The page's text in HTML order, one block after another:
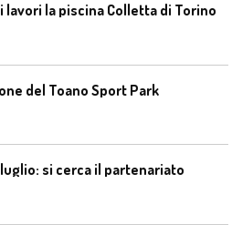
lavori la piscina Colletta di Torino
del Toano Sport Park
si cerca il partenariato